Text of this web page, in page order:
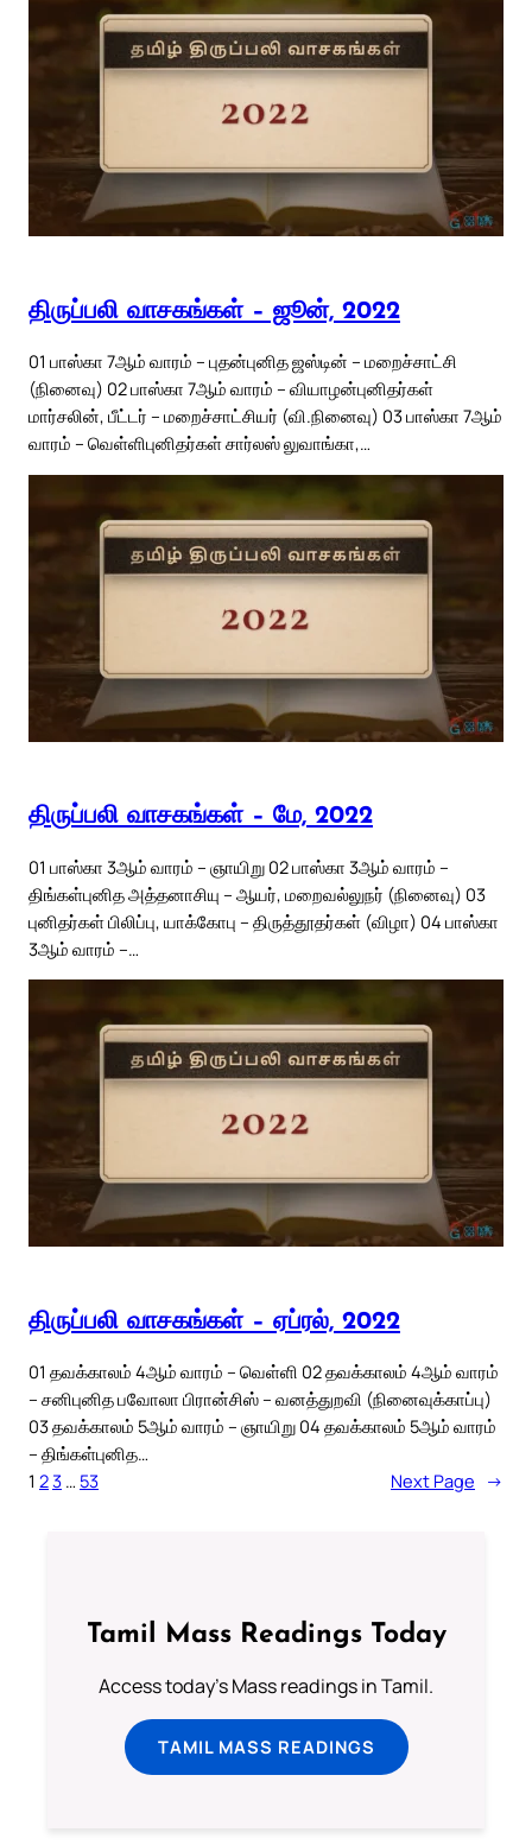
திருப்பலி வாசகங்கள் – ஜூன், 2022
01 பாஸ்கா 7ஆம் வாரம் – புதன்புனித ஜஸ்டின் – மறைச்சாட்சி
(நினைவு) 02 பாஸ்கா 7ஆம் வாரம் – வியாழன்புனிதர்கள்
மார்சலின், பீட்டர் – மறைச்சாட்சியர் (வி.நினைவு) 03 பாஸ்கா 7ஆம்
வாரம் – வெள்ளிபுனிதர்கள் சார்லஸ் லுவாங்கா,…
திருப்பலி வாசகங்கள் – மே, 2022
01 பாஸ்கா 3ஆம் வாரம் – ஞாயிறு 02 பாஸ்கா 3ஆம் வாரம் –
திங்கள்புனித அத்தனாசியு – ஆயர், மறைவல்லுநர் (நினைவு) 03
புனிதர்கள் பிலிப்பு, யாக்கோபு – திருத்தூதர்கள் (விழா) 04 பாஸ்கா
3ஆம் வாரம் –…
திருப்பலி வாசகங்கள் – ஏப்ரல், 2022
01 தவக்காலம் 4ஆம் வாரம் – வெள்ளி 02 தவக்காலம் 4ஆம் வாரம்
– சனிபுனித பவோலா பிரான்சிஸ் – வனத்துறவி (நினைவுக்காப்பு)
03 தவக்காலம் 5ஆம் வாரம் – ஞாயிறு 04 தவக்காலம் 5ஆம் வாரம்
– திங்கள்புனித…
1 23 … 53 Next Page →
Tamil Mass Readings Today
Access today's Mass readings in Tamil.
TAMIL MASS READINGS